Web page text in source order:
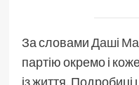
За словамиДаші
партію окремо і
із життя. Подробиці